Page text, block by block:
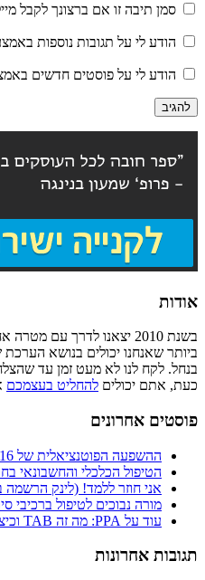
סמן תיבה זו אם ברצונך לקבל
הודע לי על תגובות נוספות
הודע לי על פוסטים חדשים
אודות
בשנת 2010 יצאנו לדרך
ביותר שאנחנו יכולים בנושא
בנחל. לקח לנו לא מעט זמן עד
כעת, אתם יכולים להחליט בעצמכם
פוסטים אחרונים
ההשפעה הפוטנציאלית של IFRS 16 על הערכת שווי בגישת DCF
הטיפול הכלכלי והחשבונאי
אני חוזר ללמד! (לינק הרשמה
מורה נבוכים לטיפול ברכיבי
עוד על PPA: מה זה TAB וכיצד הוא מחושב? פוסט שני בסדרה
תגובות אחרונות